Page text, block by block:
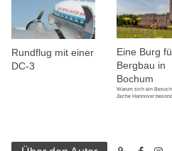
Rundflug mit einer
DC-3
Eine Burg
Bergbau in
Bochum
Warum sich ein
Zeche Hannover